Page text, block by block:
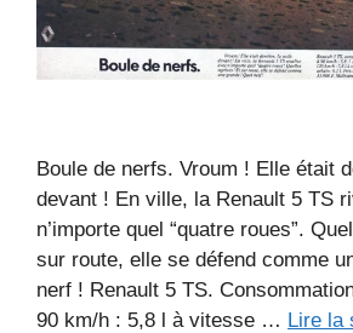
Boule de nerfs. Vroum ! Elle était
devant ! En ville, la Renault 5 TS
n’importe quel “quatre roues”.
sur route, elle se défend comme
nerf ! Renault 5 TS.
90 km/h : 5,8 l à vitesse … Lire la